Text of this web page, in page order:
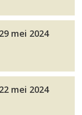
mei 2024
mei 2024